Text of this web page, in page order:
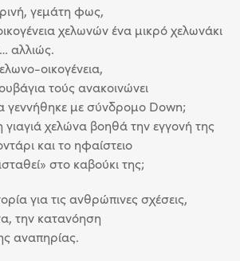
γεμάτη φως,
χελωνών ένα μικρό χελωνάκι
αλλιώς.
οικογένεια,
τούς ανακοινώνει
γεννήθηκε με σύνδρομο Down;
χελώνα βοηθά την εγγονή της
και το ηφαίστειο
στο καβούκι της;
για τις ανθρώπινες σχέσεις,
την κατανόηση
αναπηρίας.